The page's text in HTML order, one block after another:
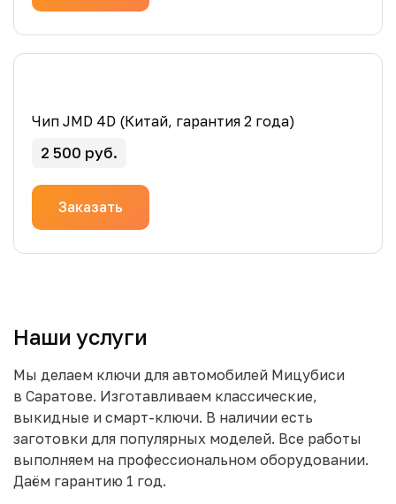
Чип JMD 4D (Китай, гарантия 2 года)
2 500 руб.
Заказать
Наши услуги
Мы делаем ключи для автомобилей Мицубиси
в Саратове. Изготавливаем классические,
выкидные и смарт-ключи. В наличии есть
заготовки для популярных моделей. Все работы
выполняем на профессиональном оборудовании.
Даём гарантию 1 год.